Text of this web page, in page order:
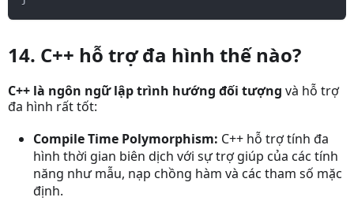
14. C++ hỗ trợ đa hình thế nào?
C++ là ngôn ngữ lập trình hướng đối tượng và hỗ trợ
đa hình rất tốt:
Compile Time Polymorphism: C++ hỗ trợ tính đa
hình thời gian biên dịch với sự trợ giúp của các tính
năng như mẫu, nạp chồng hàm và các tham số mặc
định.